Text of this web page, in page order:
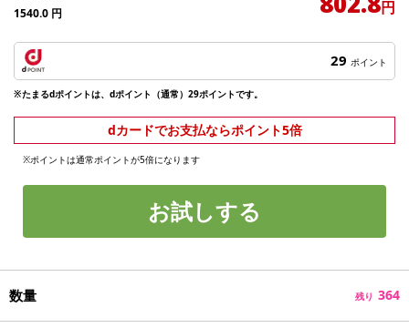
1540.0 円 円
29 ポイント
※たまるdポイントは、dポイント（通常）29ポイントです。
dカードでお支払ならポイント5倍
※ポイントは通常ポイントが5倍になります
お試しする
数量 残り 364